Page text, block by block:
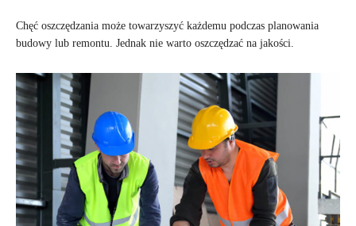
Chęć oszczędzania może towarzyszyć każdemu podczas planowania
budowy lub remontu. Jednak nie warto oszczędzać na jakości.